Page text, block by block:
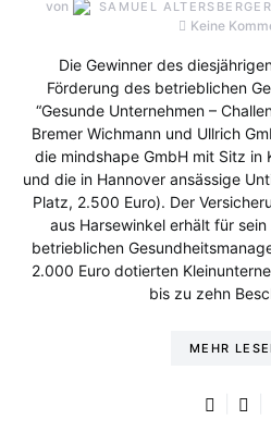
von SAMUEL ALTERSBERGER
Keine
Die Gewinner des
Förderung des betrieblichen
“Gesunde Unternehmen –
Bremer Wichmann und Ullrich
die mindshape GmbH mit Sitz in
und die in Hannover ansässige
Platz, 2.500 Euro). Der
aus Harsewinkel erhält für
betrieblichen
2.000 Euro dotierten
bis zu zehn
MEHR